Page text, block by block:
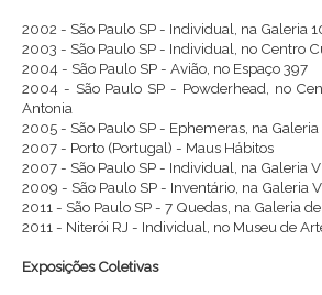
2002 - São Paulo SP - Individual, na Galeria
2003 - São Paulo SP - Individual, no Centro
2004 - São Paulo SP - Avião, no Espaço 397
2004 - São Paulo SP - Powderhead, no
Antonia
2005 - São Paulo SP - Ephemeras, na
2007 - Porto (Portugal) - Maus Hábitos
2007 - São Paulo SP - Individual, na Galeria
2009 - São Paulo SP - Inventário, na Galeria
2011 - São Paulo SP - 7 Quedas, na Galeria
2011 - Niterói RJ - Individual, no Museu de
Exposições Coletivas